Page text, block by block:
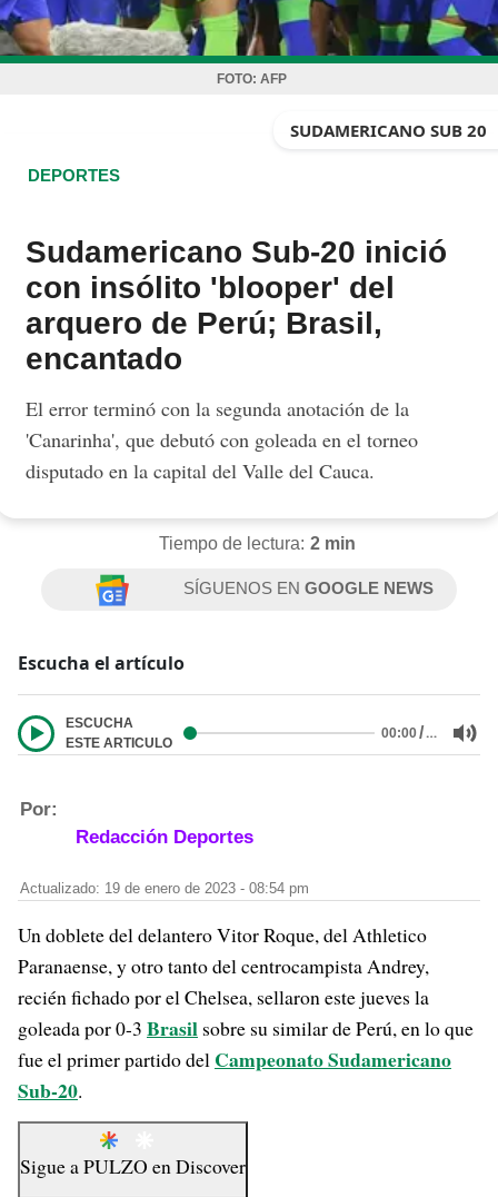
FOTO: AFP
SUDAMERICANO SUB 20
DEPORTES
Sudamericano Sub-20 inició
con insólito 'blooper' del
arquero de Perú; Brasil,
encantado
El error terminó con la segunda anotación de la
'Canarinha', que debutó con goleada en el torneo
disputado en la capital del Valle del Cauca.
Tiempo de lectura: 2 min
SÍGUENOS ENGOOGLE NEWS
Escucha el artículo
ESCUCHA
ESTE ARTICULO
00:00/…
Por:
Redacción Deportes
Actualizado: 19 de enero de 2023 - 08:54 pm
Un doblete del delantero Vitor Roque, del Athletico
Paranaense, y otro tanto del centrocampista Andrey,
recién fichado por el Chelsea, sellaron este jueves la
goleada por 0-3 Brasil sobre su similar de Perú, en lo que
fue el primer partido del Campeonato Sudamericano
Sub-20.
Sigue aPULZO enDiscover